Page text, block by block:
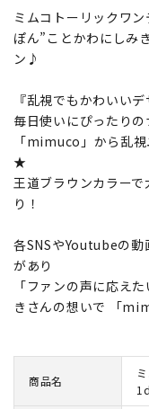
ミムコトーリックワ
ぽん”ことかわにしみ
ン♪
『乱視でもかわいい
毎日使いにぴったりの
「mimuco」から乱
★
王道ブラウンカラー
り！
各SNSやYoutubeの動
があり
「ファンの声に応え
きさんの想いで 「
商品名